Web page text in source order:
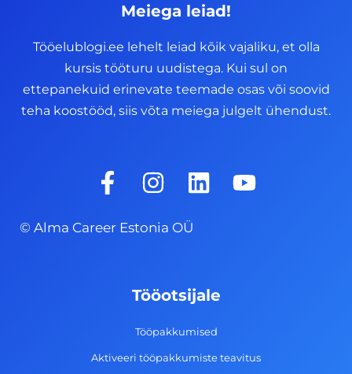
Meiega leiad!
Tööelublogi.ee lehelt leiad kõik vajaliku, et olla
kursis tööturu uudistega. Kui sul on
ettepanekuid erinevate teemade osas või soovid
teha koostööd, siis võta meiega julgelt ühendust.
F
a
e
-
I
n
s
t
g
r
a
m
L
i
d
i
n
Y
o
© Alma Career Estonia OÜ
Tööotsijale
Tööpakkumised
Aktiveeri tööpakkumiste teavitus